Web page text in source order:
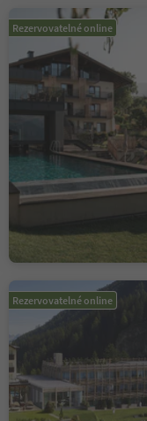
Rezervovatelné online
Rezervovatelné online